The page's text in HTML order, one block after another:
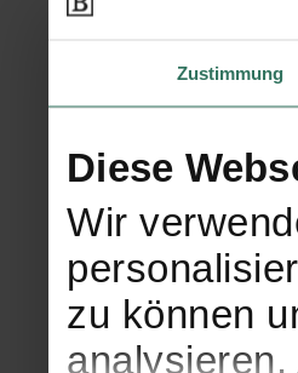
Zustimmung
Diese
Wir
zu können